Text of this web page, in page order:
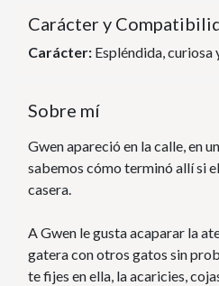
Carácter y
Carácter: Espléndida, curiosa
Sobre mí
Gwen apareció en la calle, en
sabemos cómo terminó allí si
casera.
A Gwen le gusta acaparar la
gatera con otros gatos sin
te fijes en ella, la acaricies,